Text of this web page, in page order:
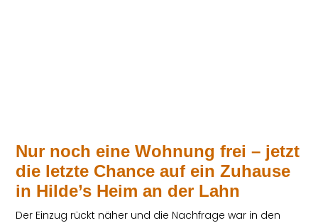
Nur noch eine Wohnung frei – jetzt
die letzte Chance auf ein Zuhause
in Hilde’s Heim an der Lahn
Der Einzug rückt näher und die Nachfrage war in den